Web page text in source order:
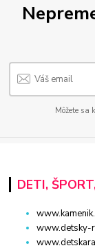
Môžete sa
DETI,
www.detsky-